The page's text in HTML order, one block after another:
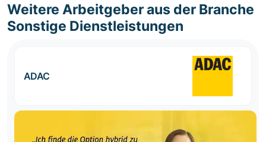
Weitere Arbeitgeber aus der Branche
Sonstige Dienstleistungen
ADAC